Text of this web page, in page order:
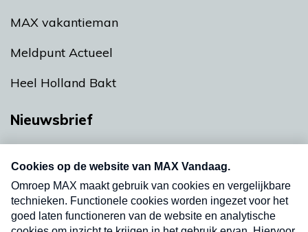
MAX vakantieman
Meldpunt Actueel
Heel Holland Bakt
Nieuwsbrief
nieuwsbrief. Elke vrijdag- en dinsdagochtend in
uw mailbox.
Verzend